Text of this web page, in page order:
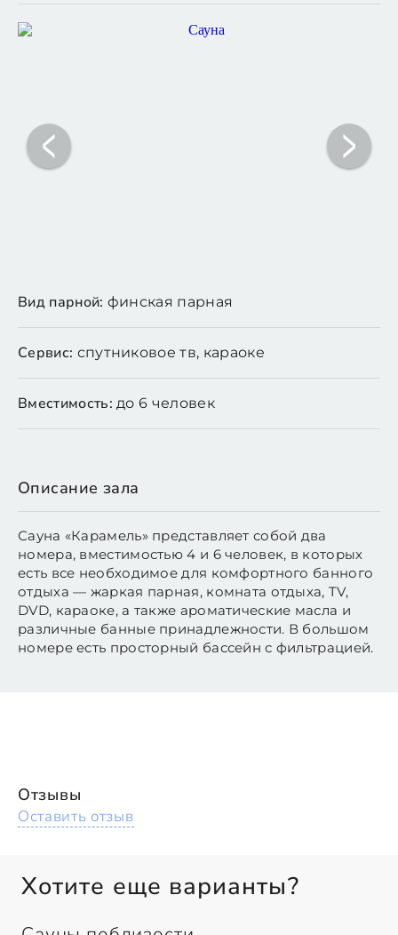
Вид парной: финская парная
Сервис: спутниковое тв, караоке
Вместимость: до 6 человек
Описание зала
Сауна «Карамель» представляет собой два
номера, вместимостью 4 и 6 человек, в которых
есть все необходимое для комфортного банного
отдыха — жаркая парная, комната отдыха, TV,
DVD, караоке, а также ароматические масла и
различные банные принадлежности. В большом
номере есть просторный бассейн с фильтрацией.
Отзывы
Оставить отзыв
Хотите еще варианты?